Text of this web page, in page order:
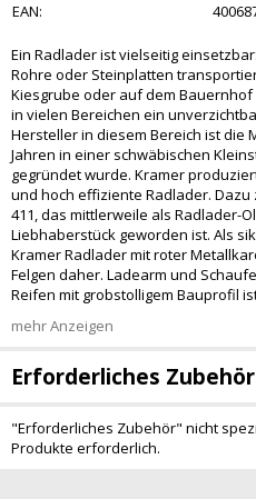
EAN:
Ein Radlader ist vielseitig
Rohre oder Steinplatten
Kiesgrube oder auf dem
in vielen Bereichen ein
Hersteller in diesem Bereich ist die
Jahren in einer schwäbischen
gegründet wurde. Kramer
und hoch effiziente Radlader.
411, das mittlerweile als Radlader-
Liebhaberstück geworden ist. Als
Kramer Radlader mit roter
Felgen daher. Ladearm und
Reifen mit grobstolligem Bauprofil
mehr Anzeigen
Erforderliches Zubehör
"Erforderliches Zubehör" nicht
Produkte erforderlich.